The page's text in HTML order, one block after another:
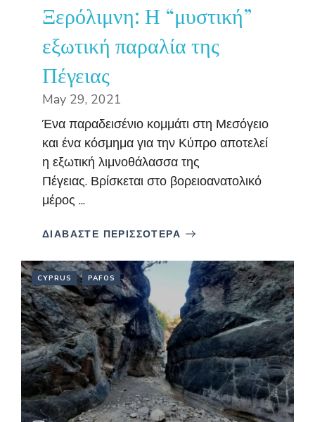
Ξερόλιμνη: Η “μυστική”
εξωτική παραλία της
Πέγειας
May 29, 2021
Ένα παραδεισένιο κομμάτι στη Μεσόγειο
και ένα κόσμημα για την Κύπρο αποτελεί
η εξωτική λιμνοθάλασσα της
Πέγειας. Βρίσκεται στο βορειοανατολικό
μέρος ...
ΔΙΑΒΑΣΤΕ ΠΕΡΙΣΣΟΤΕΡΑ
CYPRUS PAFOS